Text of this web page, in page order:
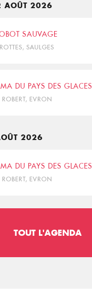
AOÛT 2026
SAUVAGE
SAULGES
DU PAYS DES GLACES
EVRON
2026
DU PAYS DES GLACES
EVRON
TOUT L'AGENDA